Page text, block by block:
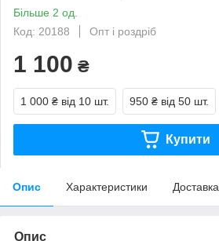
Більше 2 од.
Код: 20188
Опт і роздріб
1 100 ₴
1 000 ₴ від 10 шт. 950 ₴ від 50 шт.
Купити
Опис Характеристики Доставка
Опис